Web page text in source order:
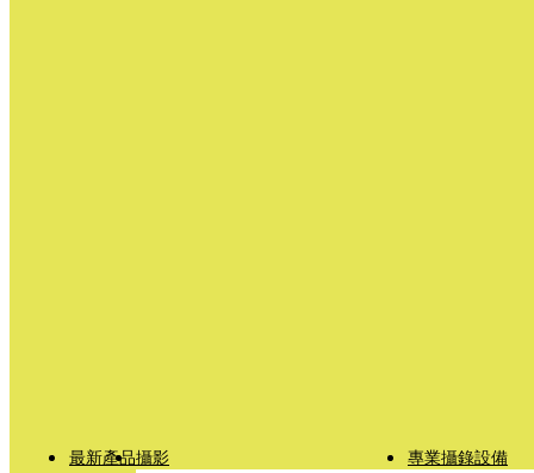
最新產品攝影
專業攝錄設備